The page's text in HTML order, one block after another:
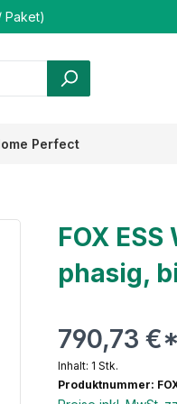
Paket)
Perfect
FOX
phasig,
790,73 €*
Inhalt: 1 Stk.
Produktnummer: